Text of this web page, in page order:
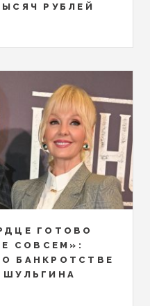
РУБЛЕЙ
ГОТОВО
СОВСЕМ»:
БАНКРОТСТВЕ